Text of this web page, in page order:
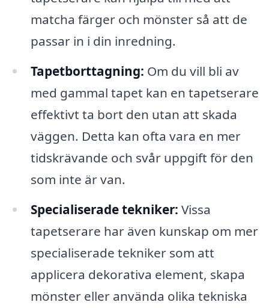
matcha färger och mönster så att de
passar in i din inredning.
Tapetborttagning: Om du vill bli av
med gammal tapet kan en tapetserare
effektivt ta bort den utan att skada
väggen. Detta kan ofta vara en mer
tidskrävande och svår uppgift för den
som inte är van.
Specialiserade tekniker: Vissa
tapetserare har även kunskap om mer
specialiserade tekniker som att
applicera dekorativa element, skapa
mönster eller använda olika tekniska